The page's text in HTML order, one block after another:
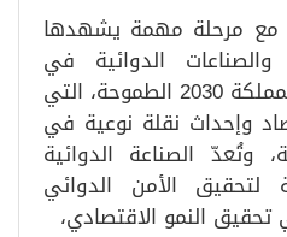
مع مرحلة مهمة يشهدها
الدوائية في
المملكة في ظل رؤية المملكة 2030 الطموحة، التي
وإحداث نقلة نوعية في
وتُعدّ الصناعة الدوائية
لتحقيق الأمن الدوائي
النمو الاقتصادي،